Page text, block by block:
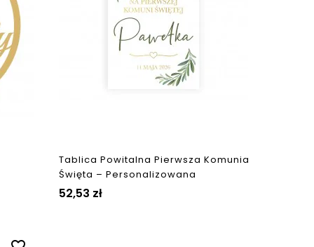
Tablica Powitalna Pierwsza Komunia
Święta – Personalizowana
52,53 zł